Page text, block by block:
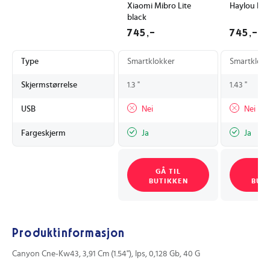
Xiaomi Mibro Lite
black
745,-
Haylou
745,-
Type Smartklokker
Skjermstørrelse 1.3 " 1.43 "
USB Nei Nei
Fargeskjerm Ja Ja
GÅ TIL
BUTIKKEN
Produktinformasjon
Canyon Cne-Kw43, 3,91 Cm (1.54"), Ips, 0,128 Gb, 40 G